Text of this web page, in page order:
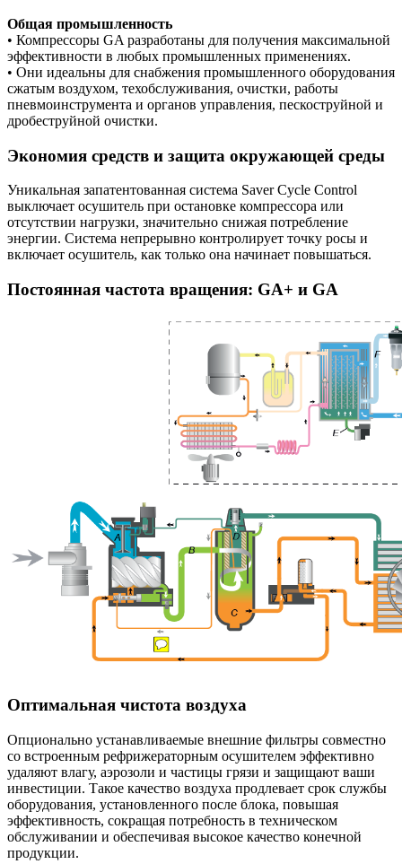
Общая промышленность
• Компрессоры GA разработаны для получения максимальной
эффективности в любых промышленных применениях.
• Они идеальны для снабжения промышленного оборудования
сжатым воздухом, техобслуживания, очистки, работы
пневмоинструмента и органов управления, пескоструйной и
дробеструйной очистки.
Экономия средств и защита окружающей среды
Уникальная запатентованная система Saver Cycle Control
выключает осушитель при остановке компрессора или
отсутствии нагрузки, значительно снижая потребление
энергии. Система непрерывно контролирует точку росы и
включает осушитель, как только она начинает повышаться.
Постоянная частота вращения: GA+ и GA
Оптимальная чистота воздуха
Опционально устанавливаемые внешние фильтры совместно
со встроенным рефрижераторным осушителем эффективно
удаляют влагу, аэрозоли и частицы грязи и защищают ваши
инвестиции. Такое качество воздуха продлевает срок службы
оборудования, установленного после блока, повышая
эффективность, сокращая потребность в техническом
обслуживании и обеспечивая высокое качество конечной
продукции.